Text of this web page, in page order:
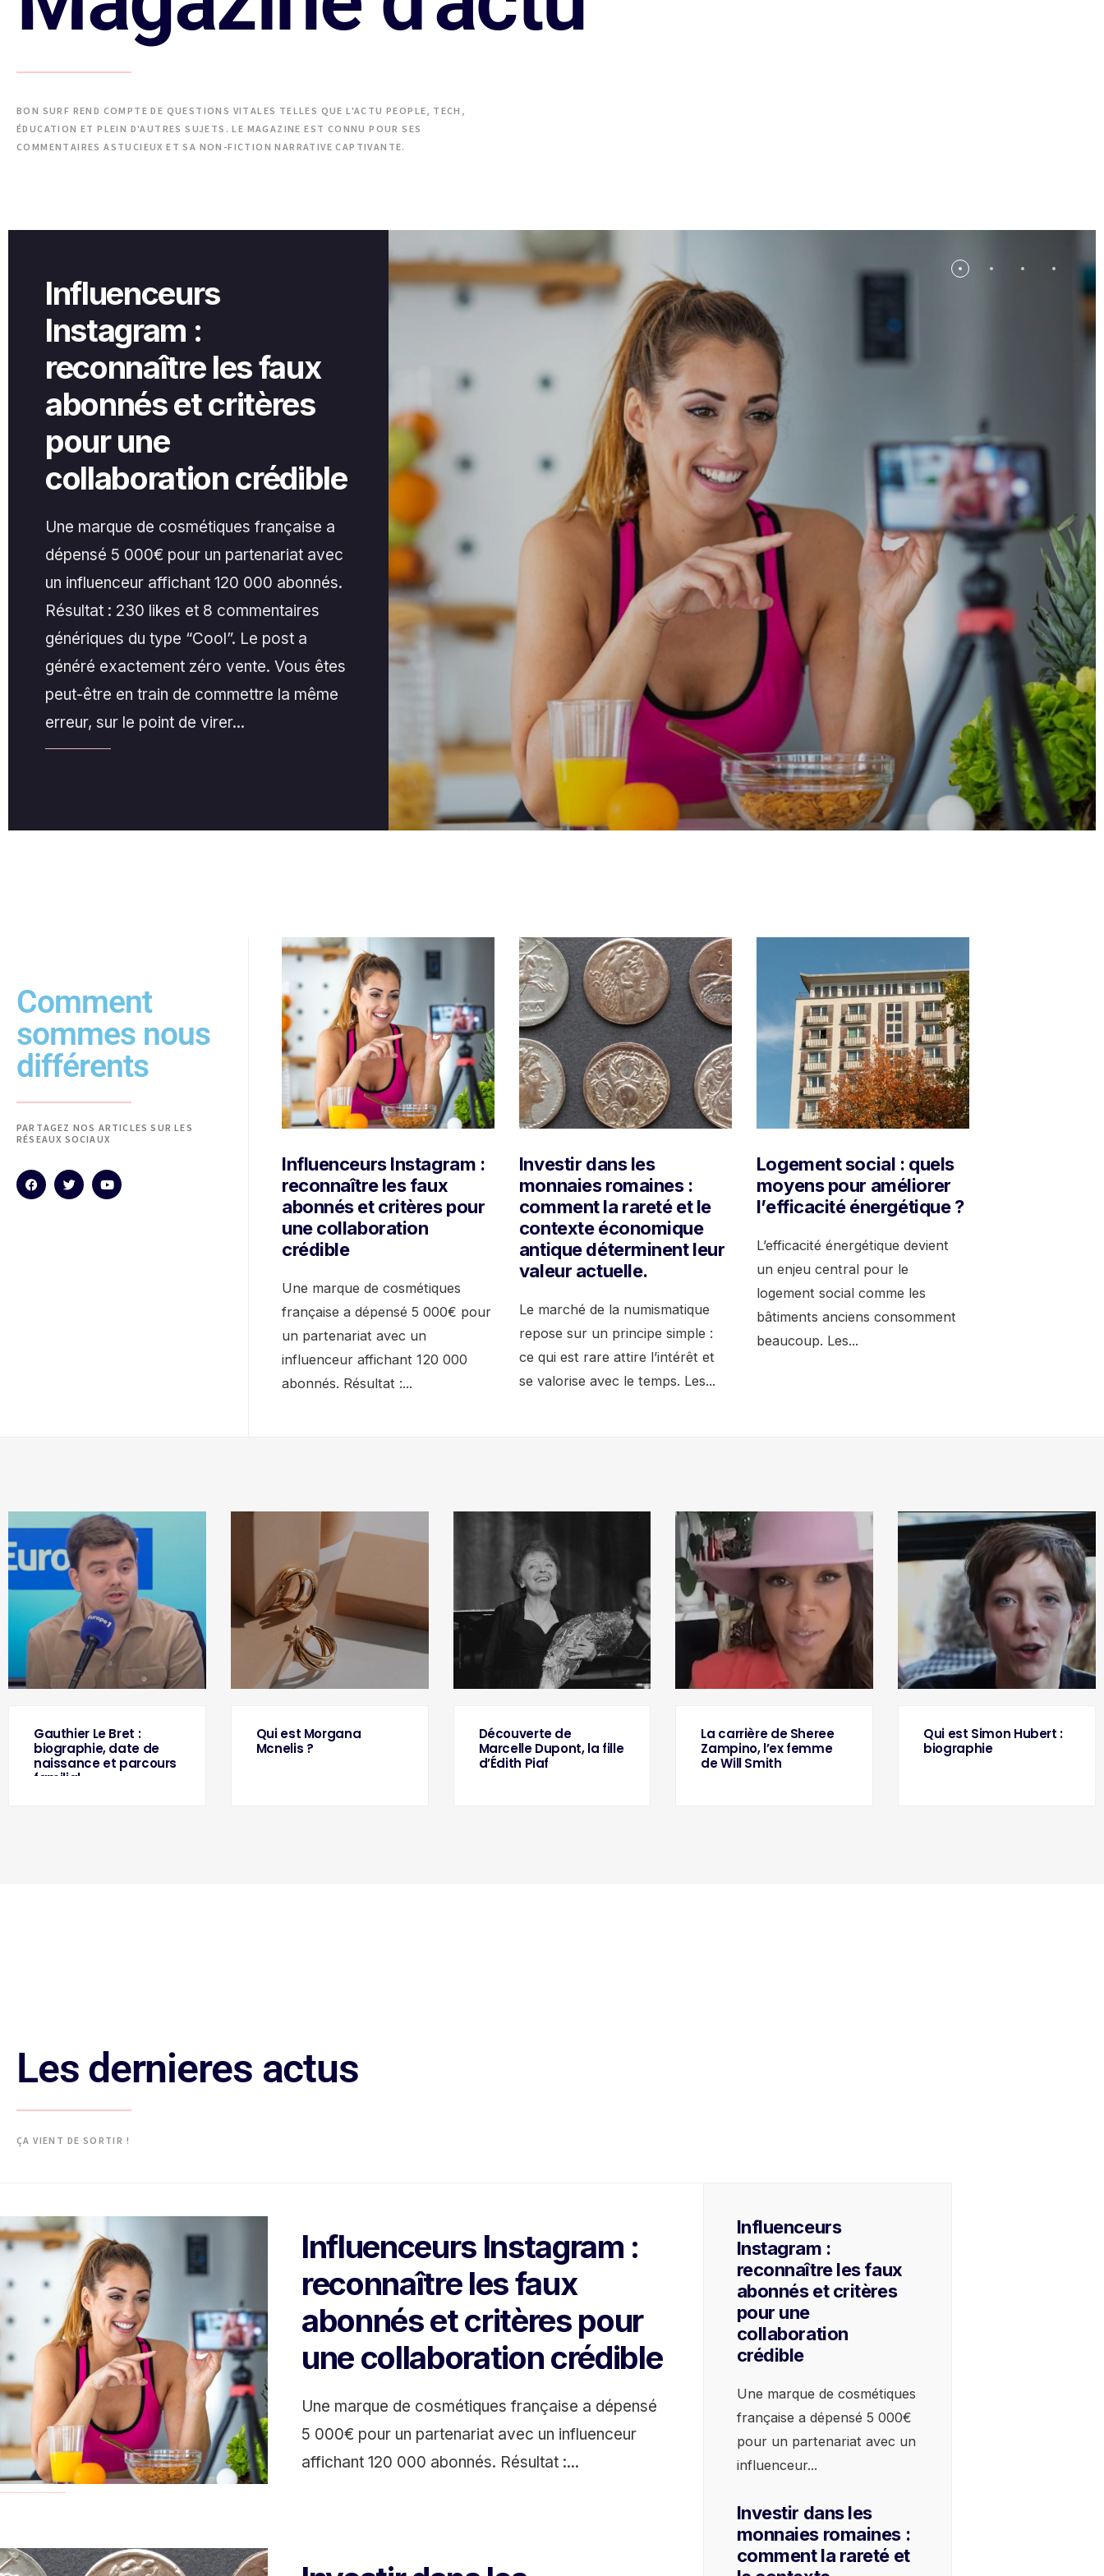
BON SURF REND COMPTE DE QUESTIONS VITALES TELLES QUE L'ACTU PEOPLE, TECH,
ÉDUCATION ET PLEIN D'AUTRES SUJETS. LE MAGAZINE EST CONNU POUR SES
COMMENTAIRES ASTUCIEUX ET SA NON-FICTION NARRATIVE CAPTIVANTE.
Influenceurs
Instagram :
reconnaître les faux
abonnés et critères
pour une
collaboration crédible
Une marque de cosmétiques française a
dépensé 5 000€ pour un partenariat avec
un influenceur affichant 120 000 abonnés.
Résultat : 230 likes et 8 commentaires
génériques du type “Cool”. Le post a
généré exactement zéro vente. Vous êtes
peut-être en train de commettre la même
erreur, sur le point de virer...
Comment
sommes nous
différents
PARTAGEZ NOS ARTICLES SUR LES
RÉSEAUX SOCIAUX
Influenceurs Instagram :
reconnaître les faux
abonnés et critères pour
une collaboration
crédible
Une marque de cosmétiques
française a dépensé 5 000€ pour
un partenariat avec un
influenceur affichant 120 000
abonnés. Résultat :...
Investir dans les
monnaies romaines :
comment la rareté et le
contexte économique
antique déterminent leur
valeur actuelle.
Le marché de la numismatique
repose sur un principe simple :
ce qui est rare attire l’intérêt et
se valorise avec le temps. Les...
Logement social : quels
moyens pour améliorer
l’efficacité énergétique ?
L’efficacité énergétique devient
un enjeu central pour le
logement social comme les
bâtiments anciens consomment
beaucoup. Les...
Gauthier Le Bret :
biographie, date de
naissance et parcours
familial
Qui est Morgana
Mcnelis ?
Découverte de
Marcelle Dupont, la fille
d’Édith Piaf
La carrière de Sheree
Zampino, l’ex femme
de Will Smith
Qui est Simon Hubert :
biographie
Les dernieres actus
ÇA VIENT DE SORTIR !
Influenceurs Instagram :
reconnaître les faux
abonnés et critères pour
une collaboration crédible
Une marque de cosmétiques française a dépensé
5 000€ pour un partenariat avec un influenceur
affichant 120 000 abonnés. Résultat :...
Influenceurs
Instagram :
reconnaître les faux
abonnés et critères
pour une
collaboration
crédible
Une marque de cosmétiques
française a dépensé 5 000€
pour un partenariat avec un
influenceur...
Investir dans les
monnaies romaines :
comment la rareté et